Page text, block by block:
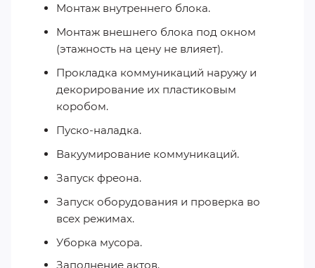
Монтаж внутреннего блока.
Монтаж внешнего блока под окном
(этажность на цену не влияет).
Прокладка коммуникаций наружу и
декорирование их пластиковым
коробом.
Пуско-наладка.
Вакуумирование коммуникаций.
Запуск фреона.
Запуск оборудования и проверка во
всех режимах.
Уборка мусора.
Заполнение актов.